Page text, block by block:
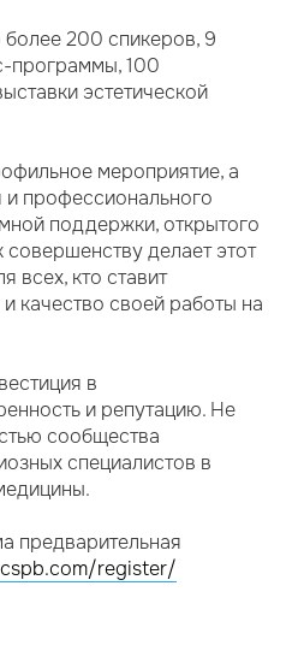
200 спикеров, 9
программы, 100
эстетической
мероприятие, а
и профессионального
поддержки, открытого
делает этот
всех, кто ставит
качество своей работы на
в
и репутацию. Не
сообщества
специалистов в
предварительная
register/